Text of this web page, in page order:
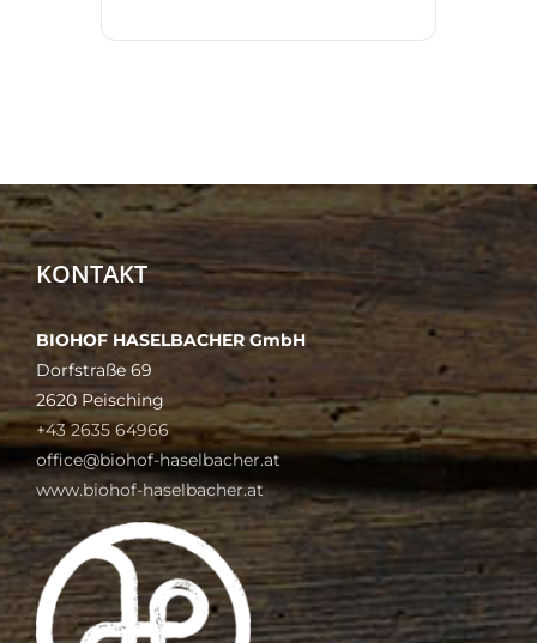
KONTAKT
BIOHOF HASELBACHER GmbH
Dorfstraße 69
2620 Peisching
+43 2635 64966
office@biohof-haselbacher.at
www.biohof-haselbacher.at